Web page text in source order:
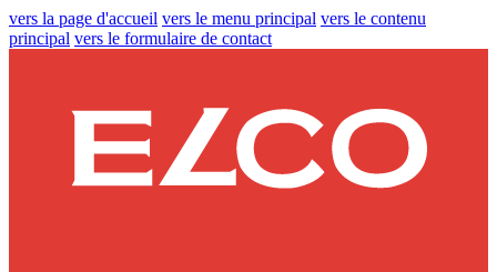
vers la page d'accueil vers le menu principal vers le contenu
principal vers le formulaire de contact